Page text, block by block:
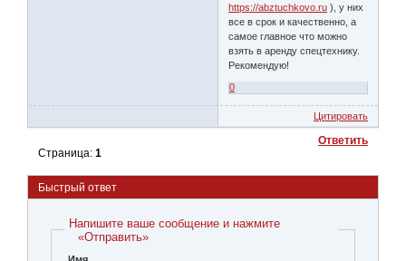
https://abztuchkovo.ru ), у них
все в срок и качественно, а
самое главное что можно
взять в аренду спецтехнику.
Рекомендую!
0
Цитировать
Ответить
Страница:1
Быстрый ответ
Напишите ваше сообщение и нажмите
«Отправить»